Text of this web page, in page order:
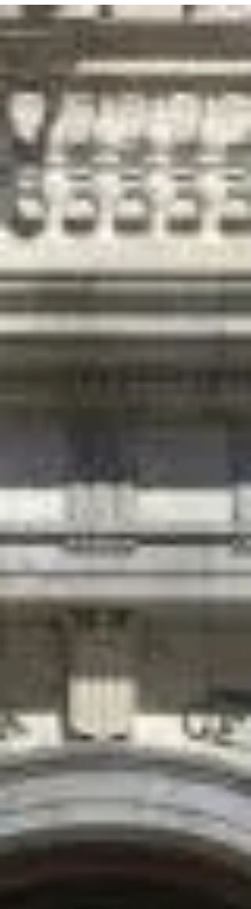
que hicieron campañas